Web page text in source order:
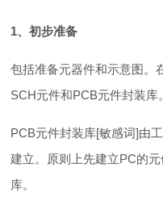
1、初步准备
包括准备元器件和示意图。
SCH元件和PCB元件封装库。
PCB元件封装库[敏感词]由
建立。原则上先建立PC的
库。